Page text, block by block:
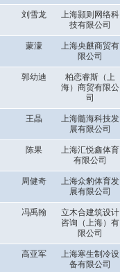
刘雪龙
上海颢则网络科
技有限公司
蒙濛
上海央麒商贸有
限公司
郭幼迪
柏恋睿斯（上
海）商贸有限公
司
王晶
上海髓海科技发
展有限公司
陈果
上海汇悦鑫体育
有限公司
周健奇
上海众豹体育发
展有限公司
冯禹翰
立木合建筑设计
咨询（上海）有
限公司
高亚军
上海寒生制冷设
备有限公司